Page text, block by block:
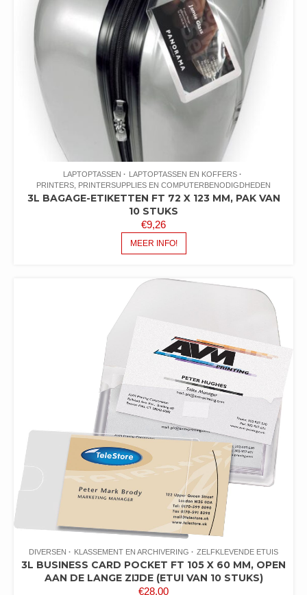
LAPTOPTASSEN
LAPTOPTASSEN EN KOFFERS
PRINTERS, PRINTERSUPPLIES EN COMPUTERBENODIGDHEDEN
3L BAGAGE-ETIKETTEN FT 72 X 123 MM, PAK VAN
10 STUKS
€9,26
MEER INFO!
DIVERSEN KLASSEMENT EN ARCHIVERING ZELFKLEVENDE ETUIS
3L BUSINESS CARD POCKET FT 105 X 60 MM, OPEN
AAN DE LANGE ZIJDE (ETUI VAN 10 STUKS)
€28,00